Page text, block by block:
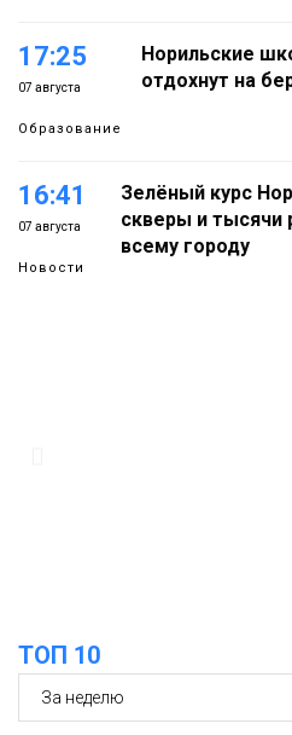
17:25
07 августа
Образование
Норильские
отдохнут на
16:41
07 августа
Новости
Зелёный курс
скверы и тысячи
всему городу
07 августа
ТОП 10